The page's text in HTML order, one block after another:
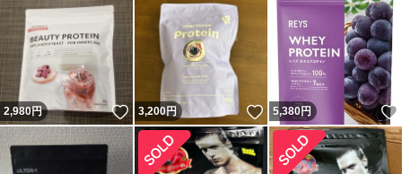
2,980円 いいね！
3,200円 いいね！
5,380円